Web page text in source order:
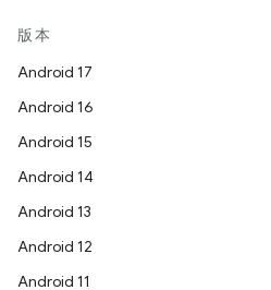
版本
Android 17
Android 16
Android 15
Android 14
Android 13
Android 12
Android 11